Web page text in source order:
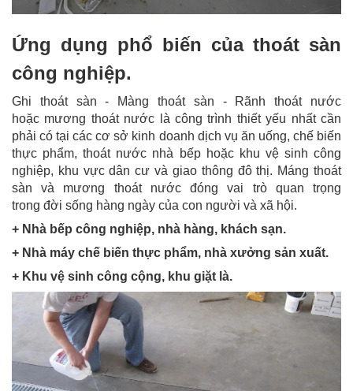
Ứng dụng phổ biến của thoát sàn
công nghiệp.
Ghi thoát sàn - Màng thoát sàn - Rãnh thoát nước
hoặc mương thoát nước là công trình thiết yếu nhất cần
phải có tại các cơ sở kinh doanh dịch vụ ăn uống, chế biến
thực phẩm, thoát nước nhà bếp hoặc khu vệ sinh công
nghiệp, khu vực dân cư và giao thông đô thị. Máng thoát
sàn và mương thoát nước đóng vai trò quan trọng
trong đời sống hàng ngày của con người và xã hội.
+ Nhà bếp công nghiệp, nhà hàng, khách sạn.
+ Nhà máy chế biến thực phẩm, nhà xưởng sản xuất.
+ Khu vệ sinh công cộng, khu giặt là.